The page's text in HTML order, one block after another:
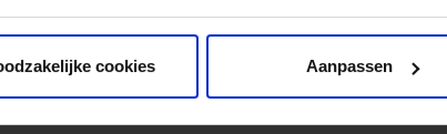
cookies Aanpassen
2024